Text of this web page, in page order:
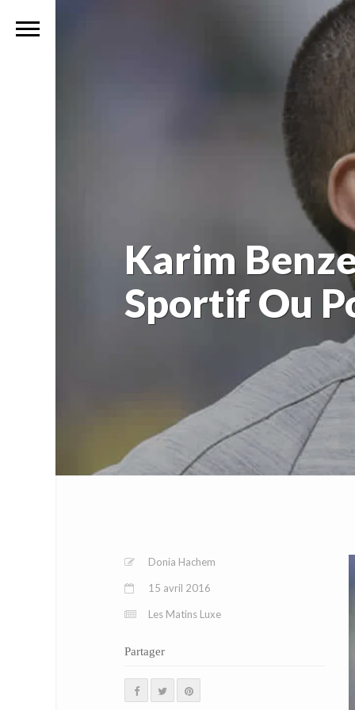
Karim
Sportif Ou
Donia Hachem
15 avril 2016
Les Matins Luxe
Partager